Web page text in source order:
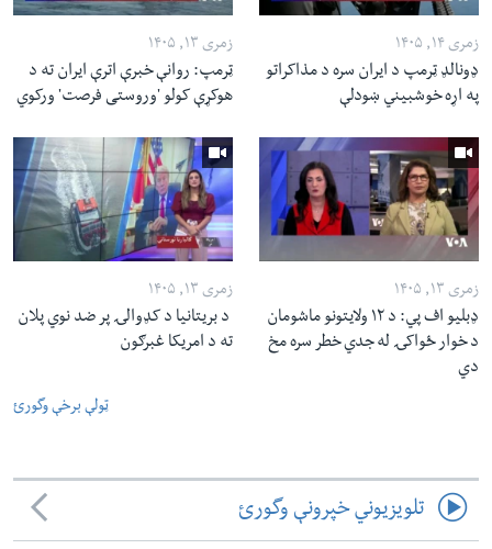
زمری ۱۴, ۱۴۰۵
ډونالډ ټرمپ د ایران سره د مذاکراتو
په اړه خوشبیني ښودلې
زمری ۱۳, ۱۴۰۵
ټرمپ: روانې خبرې اترې ایران ته د
هوکړې کولو 'وروستی فرصت' ورکوي
زمری ۱۳, ۱۴۰۵
ډبلیو اف پي: د ۱۲ ولایتونو ماشومان
د خوار ځواکۍ له جدي خطر سره مخ
دي
زمری ۱۳, ۱۴۰۵
د بریتانیا د کډوالۍ پر ضد نوي پلان
ته د امریکا غبرګون
ټولې برخې وگورئ
تلویزیوني خپرونې وگورئ